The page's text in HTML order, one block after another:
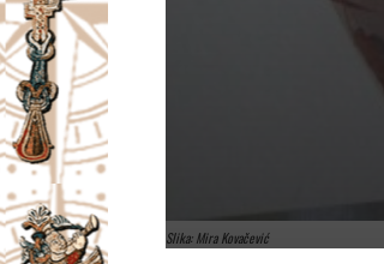
Slika: Mira Kovačević